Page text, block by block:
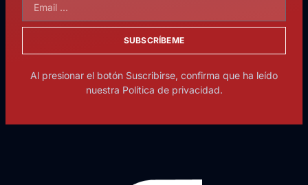
SUBSCRÍBEME
Al presionar el botón Suscribirse, confirma que ha leído
nuestra Política de privacidad.